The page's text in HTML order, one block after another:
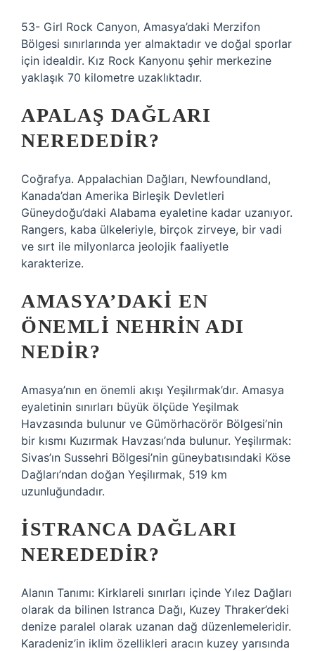
53- Girl Rock Canyon, Amasya’daki Merzifon
Bölgesi sınırlarında yer almaktadır ve doğal sporlar
için idealdir. Kız Rock Kanyonu şehir merkezine
yaklaşık 70 kilometre uzaklıktadır.
APALAŞ DAĞLARI
NEREDEDIR?
Coğrafya. Appalachian Dağları, Newfoundland,
Kanada’dan Amerika Birleşik Devletleri
Güneydoğu’daki Alabama eyaletine kadar uzanıyor.
Rangers, kaba ülkeleriyle, birçok zirveye, bir vadi
ve sırt ile milyonlarca jeolojik faaliyetle
karakterize.
AMASYA’DAKI EN
ÖNEMLI NEHRIN ADI
NEDIR?
Amasya’nın en önemli akışı Yeşilırmak’dır. Amasya
eyaletinin sınırları büyük ölçüde Yeşilmak
Havzasında bulunur ve Gümörhacörör Bölgesi’nin
bir kısmı Kuzırmak Havzası’nda bulunur. Yeşilırmak:
Sivas’ın Sussehri Bölgesi’nin güneybatısındaki Köse
Dağları’ndan doğan Yeşilırmak, 519 km
uzunluğundadır.
İSTRANCA DAĞLARI
NEREDEDIR?
Alanın Tanımı: Kirklareli sınırları içinde Yılez Dağları
olarak da bilinen Istranca Dağı, Kuzey Thraker’deki
denize paralel olarak uzanan dağ düzenlemeleridir.
Karadeniz’in iklim özellikleri aracın kuzey yarısında